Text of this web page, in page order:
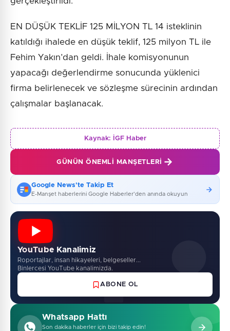
EN DÜŞÜK TEKLİF 125 MİLYON TL 14 isteklinin
katıldığı ihalede en düşük teklif, 125 milyon TL ile
Fehim Yakın’dan geldi. İhale komisyonunun
yapacağı değerlendirme sonucunda yüklenici
firma belirlenecek ve sözleşme sürecinin ardından
çalışmalar başlanacak.
Kaynak: İGF Haber
GÜNÜN ÖNEMLI MANŞETLERI
Google News'te Takip Et
E-Manşet haberlerini Google Haberler'den anında okuyun
YouTube Kanalimiz
Roportajlar, insan hikayeleri, belgeseller...
Binlercesi YouTube kanalimizda.
ABONE OL
Whatsapp Hattı
Son dakika haberler için bizi takip edin!